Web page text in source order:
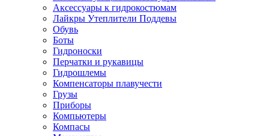
Аксессуары к гидрокостюмам
Лайкры Утеплители Поддевы
Обувь
Боты
Гидроноски
Перчатки и рукавицы
Гидрошлемы
Компенсаторы плавучести
Грузы
Приборы
Компьютеры
Компасы